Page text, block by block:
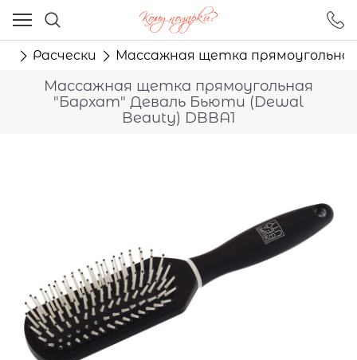
Расчески Массажная щетка
Массажная щетка прямоугольная
"Бархат" Деваль Бьюти (Dewal
Beauty) DBBA1
Ваш город - Москва,
угадали?
ДА НЕТ